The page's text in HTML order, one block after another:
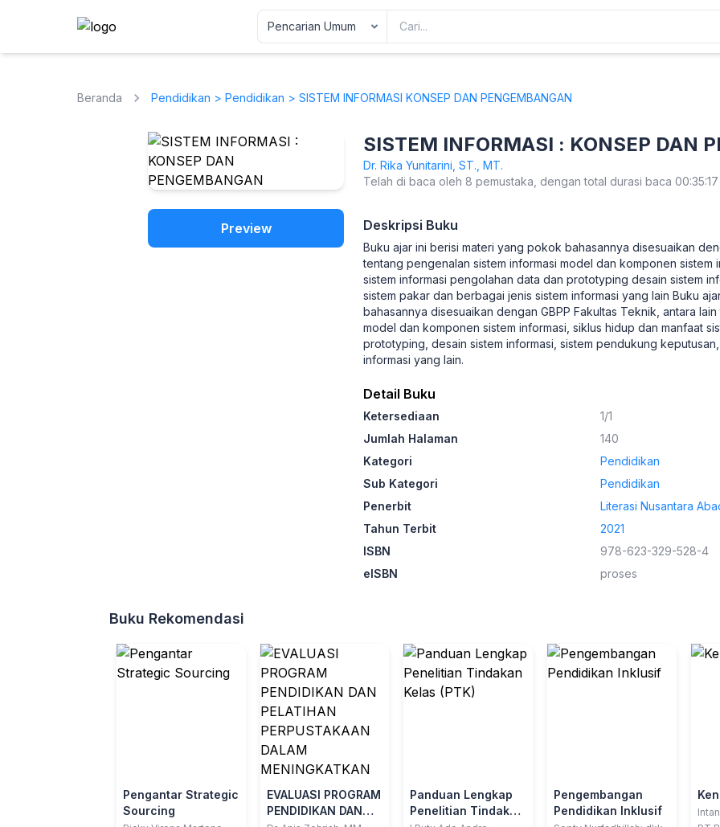
Beranda Pendidikan > Pendidikan > SISTEM INFORMASI KONSEP DAN PENGEMBANGAN
Preview
SISTEM INFORMASI : KONSEP DAN
Dr. Rika Yunitarini, ST., MT.
Telah di baca oleh 8 pemustaka, dengan total durasi baca 00:35:17
Deskripsi Buku
Buku ajar ini berisi materi yang pokok bahasannya disesuaikan
tentang pengenalan sistem informasi model dan komponen sistem
sistem informasi pengolahan data dan prototyping desain sistem
sistem pakar dan berbagai jenis sistem informasi yang lain Buku
bahasannya disesuaikan dengan GBPP Fakultas Teknik, antara
model dan komponen sistem informasi, siklus hidup dan manfaat
prototyping, desain sistem informasi, sistem pendukung
informasi yang lain.
Detail Buku
Ketersediaan
1/1
Jumlah Halaman
140
Kategori
Pendidikan
Sub Kategori
Pendidikan
Penerbit
Literasi Nusantara
Tahun Terbit
2021
ISBN
978-623-329-528-4
eISBN
proses
Buku Rekomendasi
Pengantar Strategic
Sourcing
EVALUASI PROGRAM
PENDIDIKAN DAN
Panduan Lengkap
Penelitian Tindakan
Pengembangan
Pendidikan Inklusif